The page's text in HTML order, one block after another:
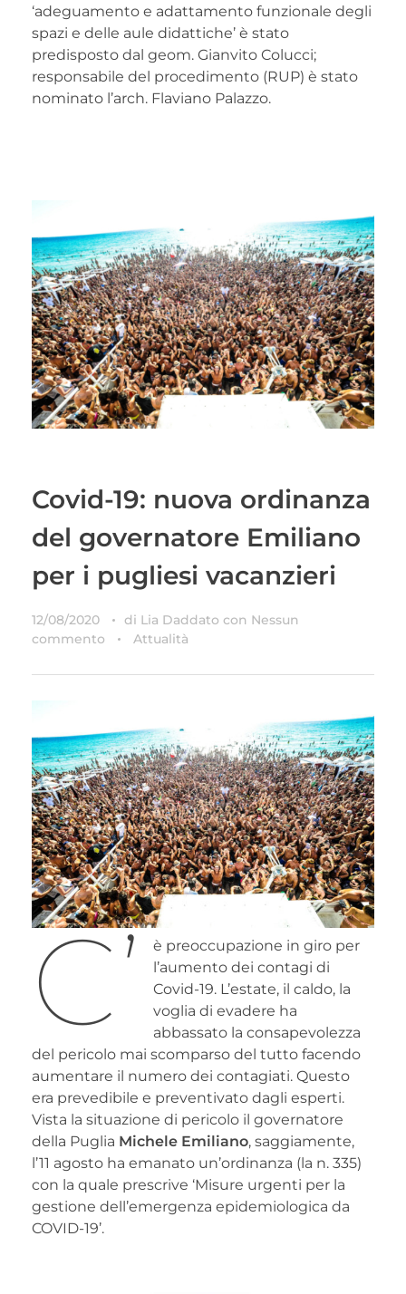
‘adeguamento e adattamento funzionale degli
spazi e delle aule didattiche’ è stato
predisposto dal geom. Gianvito Colucci;
responsabile del procedimento (RUP) è stato
nominato l’arch. Flaviano Palazzo.
Covid-19: nuova ordinanza
del governatore Emiliano
per i pugliesi vacanzieri
12/08/2020 di Lia Daddato con Nessun
commento
Attualità
C’
è preoccupazione in giro per
l’aumento dei contagi di
Covid-19. L’estate, il caldo, la
voglia di evadere ha
abbassato la consapevolezza
del pericolo mai scomparso del tutto facendo
aumentare il numero dei contagiati. Questo
era prevedibile e preventivato dagli esperti.
Vista la situazione di pericolo il governatore
della Puglia Michele Emiliano, saggiamente,
l’11 agosto ha emanato un’ordinanza (la n. 335)
con la quale prescrive ‘Misure urgenti per la
gestione dell’emergenza epidemiologica da
COVID-19’.